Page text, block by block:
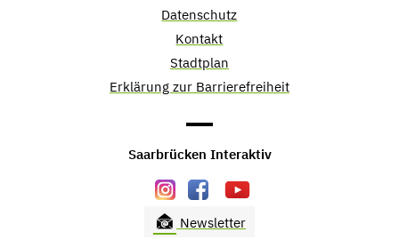
Datenschutz
Kontakt
Stadtplan
Erklärung zur Barrierefreiheit
Saarbrücken Interaktiv
Newsletter